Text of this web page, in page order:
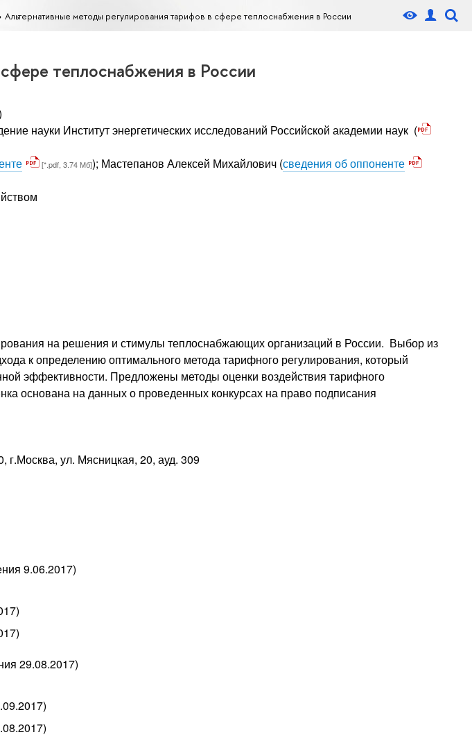
Альтернативные методы регулирования тарифов в сфере теплоснабжения в России
теплоснабжения в России
науки Институт энергетических исследований Российской академии наук (
[*.pdf, 3.74 Мб]); Мастепанов Алексей Михайлович (сведения об оппоненте
на решения и стимулы теплоснабжающих организаций в России. Выбор из
к определению оптимального метода тарифного регулирования, который
эффективности. Предложены методы оценки воздействия тарифного
основана на данных о проведенных конкурсах на право подписания
г.Москва, ул. Мясницкая, 20, ауд. 309
9.06.2017)
29.08.2017)